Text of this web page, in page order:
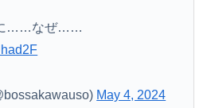
に……なぜ……
May 4, 2024